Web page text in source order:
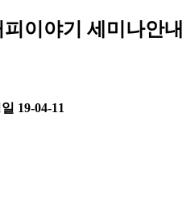
이야기 세미나안내
19-04-11